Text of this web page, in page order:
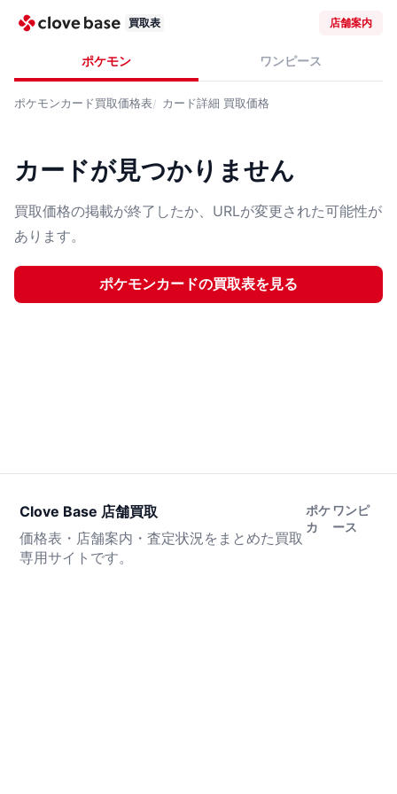
買取表 店舗案内
ポケモン ワンピース
ポケモンカード買取価格表 カード詳細 買取価格
カードが見つかりません
買取価格の掲載が終了したか、URLが変更された可能性が
あります。
ポケモンカードの買取表を見る
Clove Base 店舗買取
価格表・店舗案内・査定状況をまとめた買取
専用サイトです。
ポケ
カ
ワンピ
ース